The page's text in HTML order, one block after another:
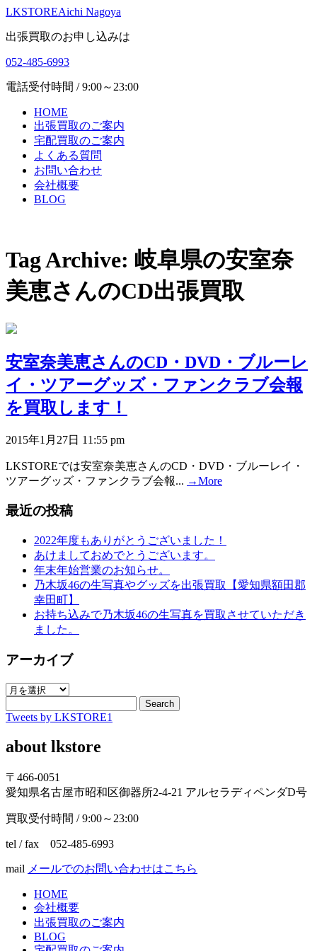
LKSTOREAichi Nagoya
出張買取のお申し込みは
052-485-6993
電話受付時間 / 9:00～23:00
HOME
出張買取のご案内
宅配買取のご案内
よくある質問
お問い合わせ
会社概要
BLOG
Tag Archive: 岐阜県の安室奈
美恵さんのCD出張買取
安室奈美恵さんのCD・DVD・ブルーレ
イ・ツアーグッズ・ファンクラブ会報
を買取します！
2015年1月27日 11:55 pm
LKSTOREでは安室奈美恵さんのCD・DVD・ブルーレイ・
ツアーグッズ・ファンクラブ会報... →More
最近の投稿
2022年度もありがとうございました！
あけましておめでとうございます。
年末年始営業のお知らせ。
乃木坂46の生写真やグッズを出張買取【愛知県額田郡
幸田町】
お持ち込みで乃木坂46の生写真を買取させていただき
ました。
アーカイブ
ア
カ
ブ
Search
Tweets by LKSTORE1
about lkstore
〒466-0051
愛知県名古屋市昭和区御器所2-4-21 アルセラディペンダD号
買取受付時間 / 9:00～23:00
tel / fax 052-485-6993
mail メールでのお問い合わせはこちら
HOME
会社概要
出張買取のご案内
BLOG